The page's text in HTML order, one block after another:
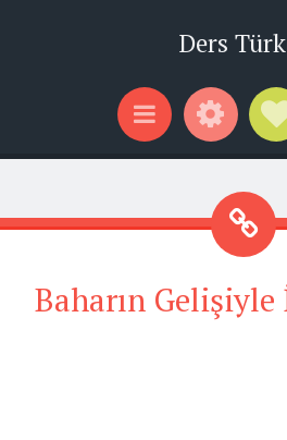
Ders
Menu Widgets
Baharın